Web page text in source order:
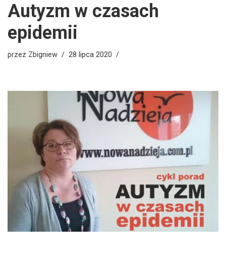
Autyzm w czasach
epidemii
przez Zbigniew 28 lipca 2020